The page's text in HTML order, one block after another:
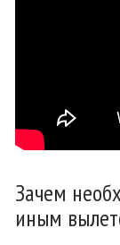
Зачем
иным